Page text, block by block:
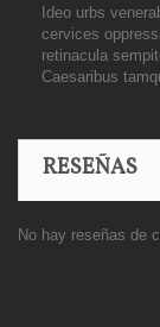
Ideo urbs
cervices
retinacula
Caesaribus
RESEÑAS
No hay reseñas de